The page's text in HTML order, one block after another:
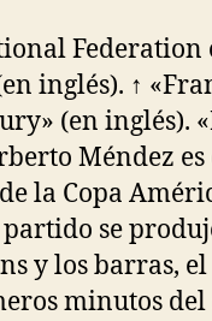
inglés). ↑
(en inglés).
Méndez
la Copa
se
y los barras,
minutos del